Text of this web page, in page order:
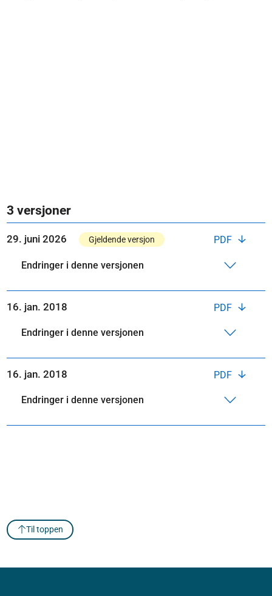
3 versjoner
PDF
29. juni 2026 Gjeldende versjon
Endringer i denne versjonen
PDF
16. jan. 2018
Endringer i denne versjonen
PDF
16. jan. 2018
Endringer i denne versjonen
Til toppen